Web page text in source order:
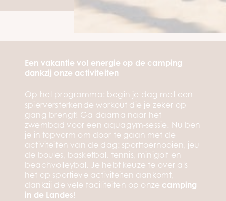
Een vakantie vol energie op de camping
dankzij onze activiteiten
Op het programma: begin je dag met een
spierversterkende workout die je zeker op
gang brengt! Ga daarna naar het
zwembad voor een aquagym-sessie. Nu ben
je in topvorm om door te gaan met de
activiteiten van de dag: sporttoernooien, jeu
de boules, basketbal, tennis, minigolf en
beachvolleybal. Je hebt keuze te over als
het op sportieve activiteiten aankomt,
dankzij de vele faciliteiten op onze camping
in de Landes!